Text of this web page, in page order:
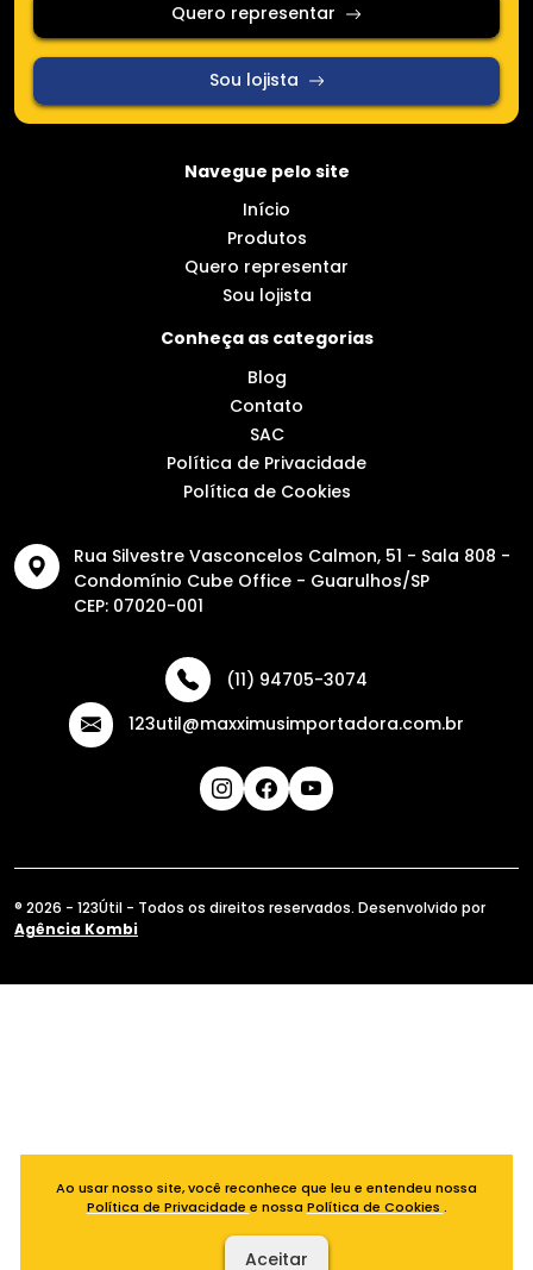
Quero representar
Sou lojista
Navegue pelo site
Início
Produtos
Quero representar
Sou lojista
Conheça as categorias
Blog
Contato
SAC
Política de Privacidade
Política de Cookies
Rua Silvestre Vasconcelos Calmon, 51 - Sala 808 -
Condomínio Cube Office - Guarulhos/SP
CEP: 07020-001
(11) 94705-3074
123util@maxximusimportadora.com.br
® 2026 - 123Útil - Todos os direitos reservados. Desenvolvido por
Agência Kombi
Ao usar nosso site, você reconhece que leu e entendeu nossa
Política de Privacidade e nossa Política de Cookies .
Aceitar